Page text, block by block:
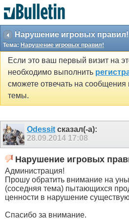
Нарушение игровых правил!
Тема: Нарушение игровых правил!
Если это ваш первый визит на
необходимо выполнить
сможете отвечать на сообщения
темы.
Odessit сказал(-а):
28.09.2014 17:08
Нарушение игровых
Администрация!
Прошу обратить внимание на
(соседняя тема) пытающихся
ценности в нарушение
Спасибо за внимание.